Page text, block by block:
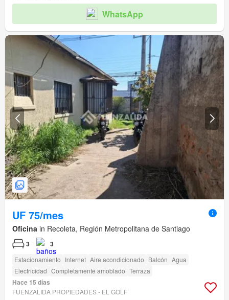
WhatsApp
UF 75/mes
Oficina in Recoleta, Región Metropolitana de Santiago
3 3
Estacionamiento Internet Aire acondicionado Balcón Agua
Electricidad Completamente amoblado Terraza
Hace 15 días
FUENZALIDA PROPIEDADES - EL GOLF